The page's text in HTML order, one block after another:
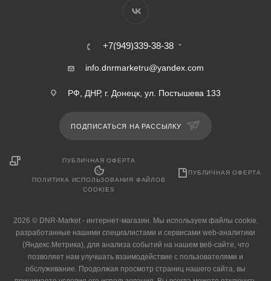
+7(949)339-38-38
info.dnrmarketru@yandex.com
РФ, ДНР, г. Донецк, ул. Постышева 133
ПОДПИСАТЬСЯ НА РАССЫЛКУ
ПУБЛИЧНАЯ ОФЕРТА
ПОЛИТИКА ИСПОЛЬЗОВАНИЯ ФАЙЛОВ
COOKIES
ПУБЛИЧНАЯ ОФЕРТА
2026 © DNR-Market - интернет-магазин. Мы используем файлы cookie,
разработанные нашими специалистами и сервисами web-аналитики
(Яндекс.Метрика), для анализа событий на нашем веб-сайте, что
позволяет нам улучшать взаимодействие с пользователями и
обслуживание. Продолжая просмотр страниц нашего сайта, вы